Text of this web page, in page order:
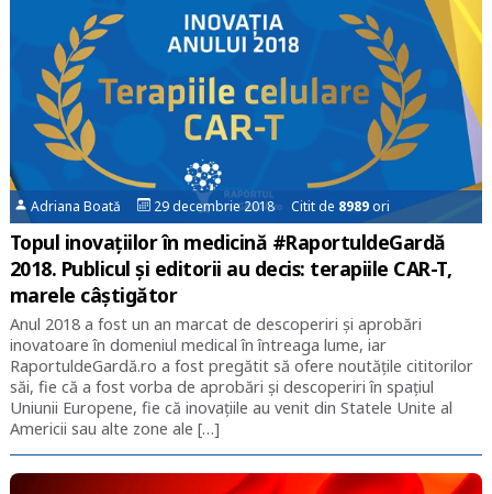
Adriana Boată 29 decembrie 2018 Citit de 8989ori
Topul inovațiilor în medicină #RaportuldeGardă
2018. Publicul și editorii au decis: terapiile CAR-T,
marele câștigător
Anul 2018 a fost un an marcat de descoperiri și aprobări
inovatoare în domeniul medical în întreaga lume, iar
RaportuldeGardă.ro a fost pregătit să ofere noutățile cititorilor
săi, fie că a fost vorba de aprobări și descoperiri în spațiul
Uniunii Europene, fie că inovațiile au venit din Statele Unite al
Americii sau alte zone ale […]